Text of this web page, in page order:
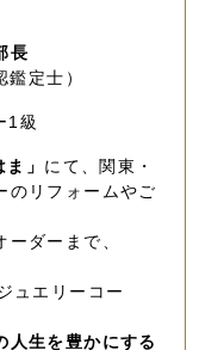
長
定士）
1級
」 にて、関東・
のリフォームやご
ダーまで、
ュエリーコー
人生を豊かにする